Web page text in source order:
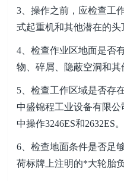
3、操作之前，应检查工
式起重机和其他潜在的头
4、检查作业区地面是否
物 、碎屑 隐蔽空洞和其
5、检查工作区域是否存
中盛锦程工业设备有限公
中操作3246ES和2632ES。
6、检查地面条件是否足
荷标牌上注明的*大轮胎